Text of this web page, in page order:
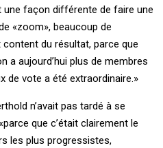
une façon différente de faire une
«zoom», beaucoup de
du résultat, parce que
a aujourd’hui plus de membres
de vote a été extraordinaire.»
n’avait pas tardé à se
que c’était clairement le
les plus progressistes,